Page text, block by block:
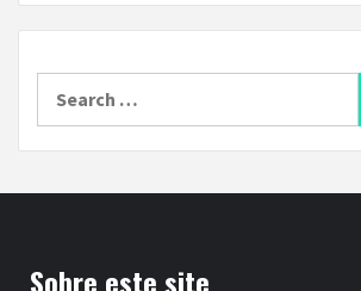
Sobre este site